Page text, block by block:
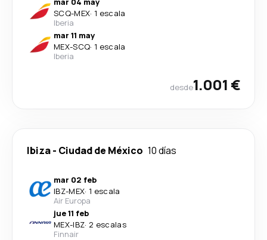
SCQ-MEX· 1 escala
Iberia
mar 11 may
MEX-SCQ· 1 escala
Iberia
desde1.001 €
Ibiza- Ciudad de México 10 días
mar 02 feb
IBZ-MEX· 1 escala
Air Europa
jue 11 feb
MEX-IBZ· 2 escalas
Finnair